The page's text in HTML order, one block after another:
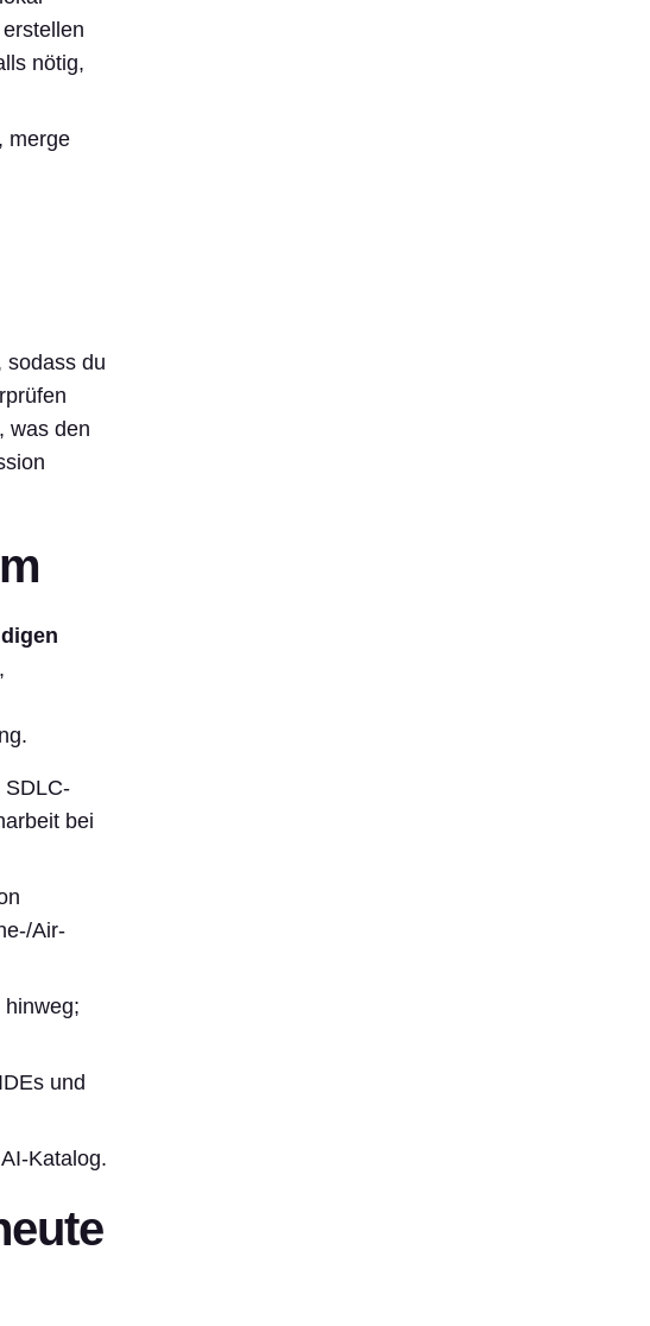
nötig,
merge
sodass du
was den
SDLC-
bei
Air-
und
Katalog.